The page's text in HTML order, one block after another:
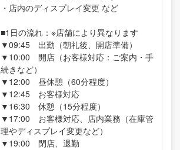
・店内のディスプレイ変更 など
■1日の流れ：※店舗により異なります
▼09:45 出勤（朝礼後、開店準備）
▼10:00 開店（お客様対応：ご案内・手
続きなど）
▼12:00 昼休憩（60分程度）
▼12:45 お客様対応
▼16:30 休憩（15分程度）
▼17:00 お客様対応、店内業務（在庫管
理やディスプレイ変更など）
▼19:00 閉店、退勤